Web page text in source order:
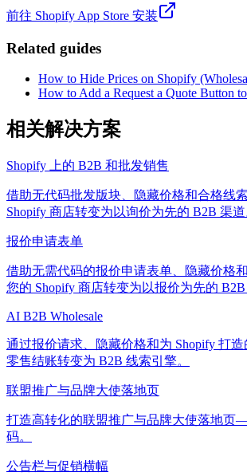
前往 Shopify App Store 安装
Related guides
How to Hide Prices on Shopify
How to Add a Request a Quote Button
相关解决方案
Shopify 上的 B2B 和批发销售
借助无代码批发版块、隐藏价格和合格线
Shopify 商店转变为以询价为先的 B2B 渠道
报价申请表单
借助无需代码的报价申请表单、隐藏价格
您的 Shopify 商店转变为以报价为先的 B2B
AI B2B Wholesale
通过报价请求、隐藏价格和为 Shopify 打
零售结账转变为 B2B 线索引擎。
联盟推广与品牌大使落地页
打造高转化的联盟推广与品牌大使落地
码。
公告栏与促销横幅